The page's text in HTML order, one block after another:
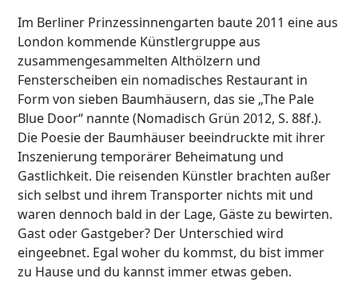
Im Berliner Prinzessinnengarten baute 2011 eine aus
London kommende Künstlergruppe aus
zusammengesammelten Althölzern und
Fensterscheiben ein nomadisches Restaurant in
Form von sieben Baumhäusern, das sie „The Pale
Blue Door“ nannte (Nomadisch Grün 2012, S. 88f.).
Die Poesie der Baumhäuser beeindruckte mit ihrer
Inszenierung temporärer Beheimatung und
Gastlichkeit. Die reisenden Künstler brachten außer
sich selbst und ihrem Transporter nichts mit und
waren dennoch bald in der Lage, Gäste zu bewirten.
Gast oder Gastgeber? Der Unterschied wird
eingeebnet. Egal woher du kommst, du bist immer
zu Hause und du kannst immer etwas geben.